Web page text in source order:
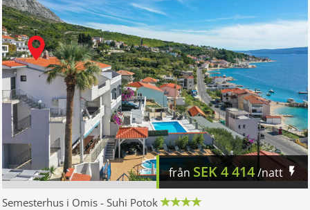
från SEK4 414/natt
Semesterhus i Omis - Suhi Potok